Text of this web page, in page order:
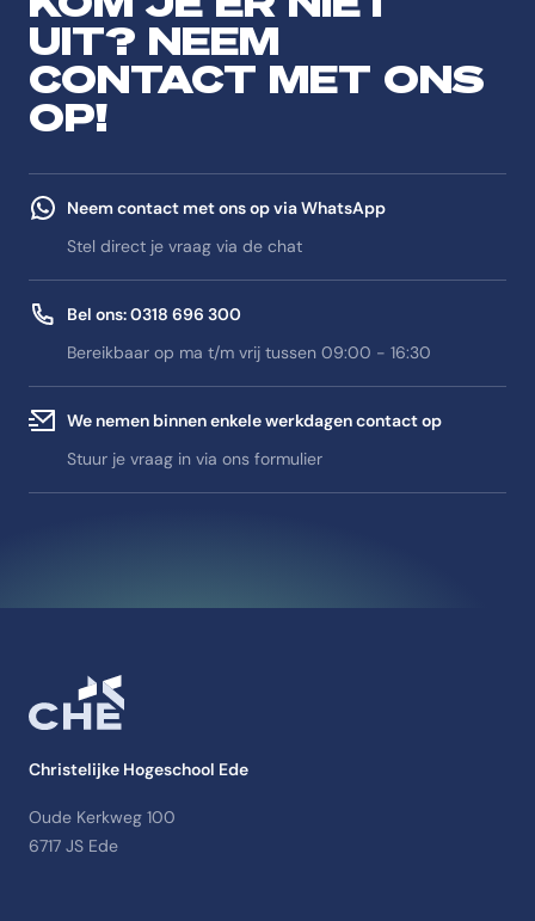
UIT? NEEM
CONTACT MET ONS
OP!
Neem contact met ons op via WhatsApp
Stel direct je vraag via de chat
Bel ons: 0318 696 300
Bereikbaar op ma t/m vrij tussen 09:00 - 16:30
We nemen binnen enkele werkdagen contact op
Stuur je vraag in via ons formulier
Christelijke Hogeschool Ede
Oude Kerkweg 100
6717 JS Ede